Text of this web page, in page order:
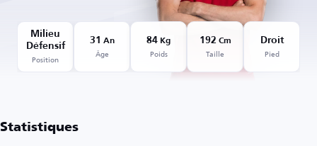
Milieu
Défensif
Position
31 An
Âge
84 Kg
Poids
192 Cm
Taille
Droit
Pied
Statistiques